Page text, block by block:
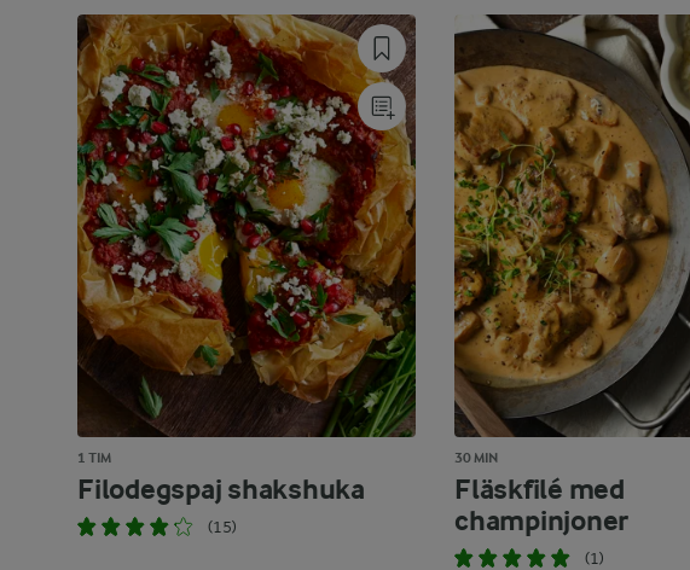
1 TIM
Filodegspaj shakshuka
(15)
30 MIN
Fläskfilé med
champinjoner
(1)